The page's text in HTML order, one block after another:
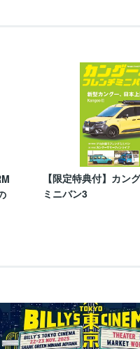
【限定特典付】カン
ミニバン3